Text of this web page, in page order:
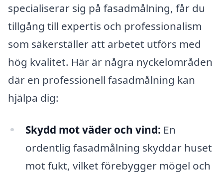
specialiserar sig på fasadmålning, får du
tillgång till expertis och professionalism
som säkerställer att arbetet utförs med
hög kvalitet. Här är några nyckelområden
där en professionell fasadmålning kan
hjälpa dig:
Skydd mot väder och vind: En
ordentlig fasadmålning skyddar huset
mot fukt, vilket förebygger mögel och